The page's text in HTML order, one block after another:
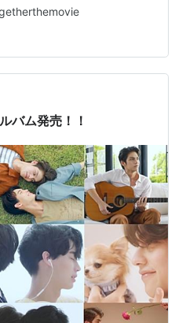
】 楽天で購入 Apple pencil
ル ペンシル Apple Pencil
購入 ① 2gether 第…
バム発売！！